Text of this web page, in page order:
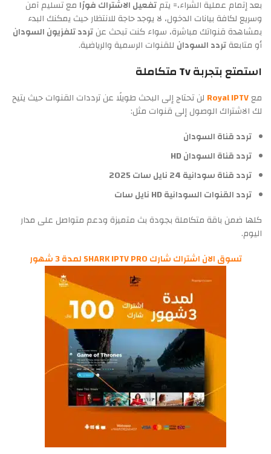
بعد إتمام عملية الشراء،= يتمتفعيل الاشتراك فورًا مع تسليم آمن
وسريع لكافة بيانات الدخول، لا يوجد حاجة للانتظار حيث يمكنك البدء
بمشاهدة قنواتك مباشرة، سواء كنت تبحث عنتردد تلفزيون السودان
أو متابعةتردد السودان للقنوات الرسمية والرياضية.
استمتع بتجربة Tv متكاملة
معRoyal IPTV لن تحتاج إلى البحث طويلًا عن ترددات القنوات حيث يتيح
لك الاشتراك الوصول إلى قنوات مثل:
تردد قناة السودان
تردد قناة السودان HD
تردد قناة سودانية 24 نايل سات 2025
تردد القنوات السودانية HD نايل سات
كلها ضمن باقة متكاملة بجودة بث متميزة ودعم متواصل على مدار
اليوم.
تسوق الان اشتراك شارك SHARK IPTV PRO لمدة 3 شهور